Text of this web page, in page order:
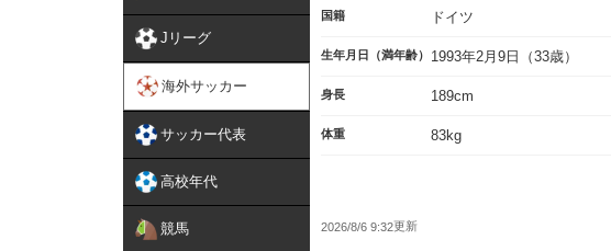
Jリーグ
海外サッカー
サッカー代表
高校年代
競馬
国籍 ドイツ
生年月日（満年齢） 1993年2月9日（33歳）
身長 189cm
体重 83kg
2026/8/6 9:32